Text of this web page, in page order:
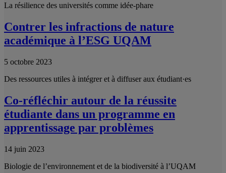
La résilience des universités comme idée-phare
Contrer les infractions de nature
académique à l’ESG UQAM
5 octobre 2023
Des ressources utiles à intégrer et à diffuser aux étudiant·es
Co-réfléchir autour de la réussite
étudiante dans un programme en
apprentissage par problèmes
14 juin 2023
Biologie de l’environnement et de la biodiversité à l’UQAM